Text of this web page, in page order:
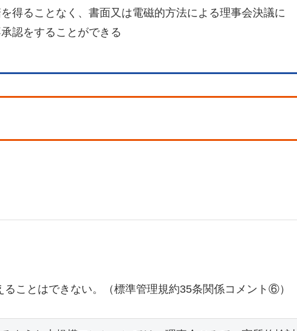
得ることなく、書面又は電磁的方法による理事会決議に
認をすることができる
ことはできない。（標準管理規約35条関係コメント⑥）